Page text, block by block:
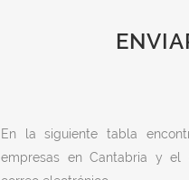
En la siguiente tabla
empresas en Cantabria y